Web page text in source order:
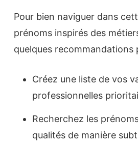
Pour bien naviguer dans
prénoms inspirés des
quelques recommandations
Créez une liste de vos
professionnelles
Recherchez les
qualités de manière